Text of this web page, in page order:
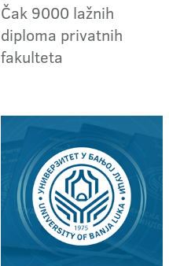
Čak 9000 lažnih
diploma privatnih
fakulteta